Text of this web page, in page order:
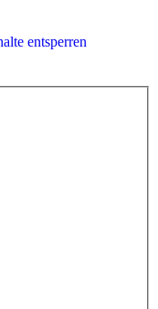
entsperren